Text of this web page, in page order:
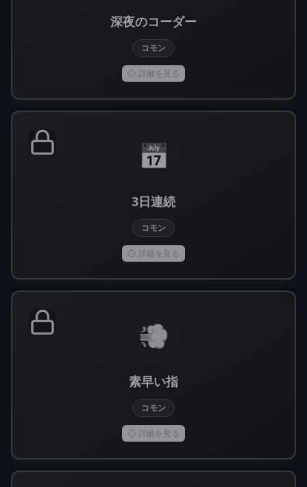
深夜のコーダー
コモン
詳細を見る
📅
3日連続
コモン
詳細を見る
💨
素早い指
コモン
詳細を見る